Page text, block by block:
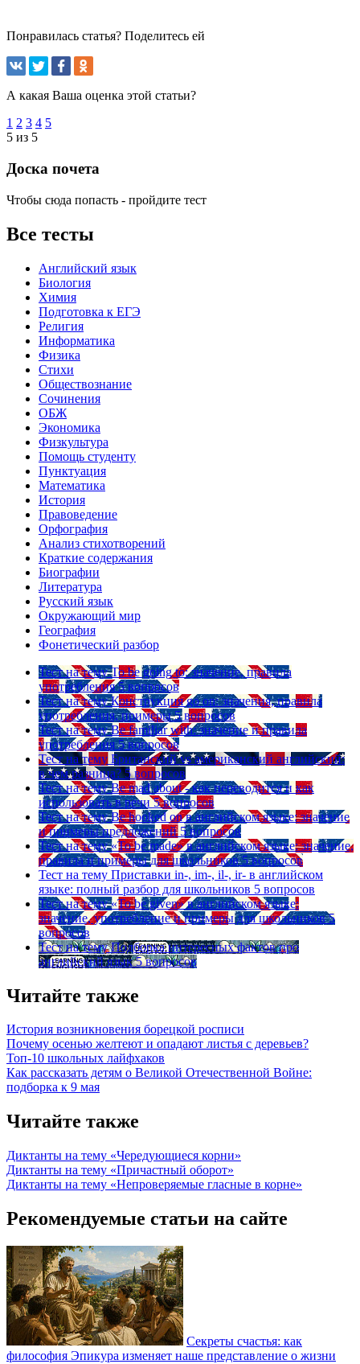
Понравилась статья? Поделитесь ей
А какая Ваша оценка этой статьи?
1 2 3 4 5
5 из 5
Доска почета
Чтобы сюда попасть - пройдите тест
Все тесты
Английский язык
Биология
Химия
Подготовка к ЕГЭ
Религия
Информатика
Физика
Стихи
Обществознание
Сочинения
ОБЖ
Экономика
Физкультура
Помощь студенту
Пунктуация
Математика
История
Правоведение
Орфография
Анализ стихотворений
Краткие содержания
Биографии
Литература
Русский язык
Окружающий мир
География
Фонетический разбор
Тест на тему To be going to: значение, правила
употребления 5 вопросов
Тест на тему Конструкция go on: значения, правила
употребления, примеры 5 вопросов
Тест на тему Be familiar with: значение и правила
употребления 5 вопросов
Тест на тему Британский vs американский английский:
в чем разница? 5 вопросов
Тест на тему Be mad about - как переводится и как
использовать в речи 5 вопросов
Тест на тему Be hooked on в английском языке: значение
и примеры предложений 5 вопросов
Тест на тему «To be made» в английском языке: значение,
правила и примеры для школьников 5 вопросов
Тест на тему Приставки in-, im-, il-, ir- в английском
языке: полный разбор для школьников 5 вопросов
Тест на тему «To be given» в английском языке:
значение, употребление и примеры для школьников 5
вопросов
Тест на тему Подборка интересных фактов про
английский язык 5 вопросов
Читайте также
История возникновения борецкой росписи
Почему осенью желтеют и опадают листья с деревьев?
Топ-10 школьных лайфхаков
Как рассказать детям о Великой Отечественной Войне:
подборка к 9 мая
Читайте также
Диктанты на тему «Чередующиеся корни»
Диктанты на тему «Причастный оборот»
Диктанты на тему «Непроверяемые гласные в корне»
Рекомендуемые статьи на сайте
Секреты счастья: как
философия Эпикура изменяет наше представление о жизни